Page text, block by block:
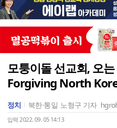
모퉁이돌 선교회, 오
Forgiving North
정치 북한·통일 노형구 기자
입력 2022. 09. 05 14:13